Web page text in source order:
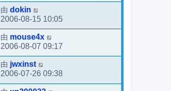
由 dokin
2006-08-15 10:05
由 mouse4x
2006-08-07 09:17
由 jwxinst
2006-07-26 09:38